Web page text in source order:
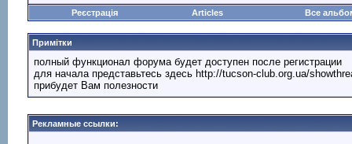
Реєстрація
Articles Все
Примітки
полный функционал форума будет доступен после регистрации
для начала представьтесь здесь http://tucson-club.org.ua/
прибудет Вам полезности
Рекламные ссылки: